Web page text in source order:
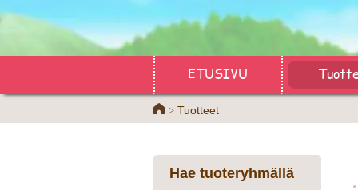
ETUSIVU
HomeTuotteet
Hae tuoteryhmällä